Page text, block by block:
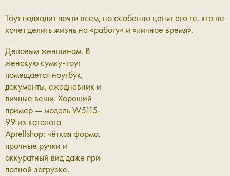
Тоут подходит почти всем, но особенно ценят его те, кто не
хочет делить жизнь на «работу» и «личное время».
Деловым женщинам. В
женскую сумку-тоут
помещается ноутбук,
документы, ежедневник и
личные вещи. Хороший
пример — модельW5115-
99 из каталога
Aprellshop: чёткая форма,
прочные ручки и
аккуратный вид даже при
полной загрузке.